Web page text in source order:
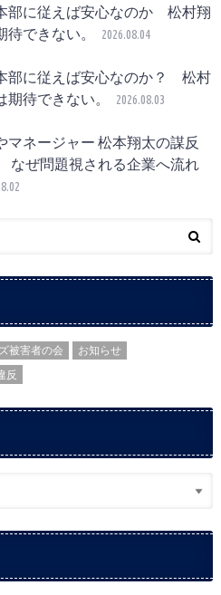
部に従えば安心なのか 松村翔
待できない。
2026.08.04
部に従えば安心なのか？ 松村
期待できない。
2026.08.03
マネージャー 松本翔太の謀反
なぜ問題視される企業へ流れ
被害者の会
お知らせ
反